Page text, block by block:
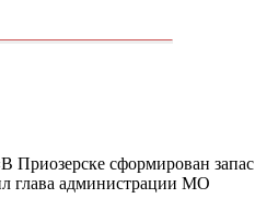
Приозерске сформирован запас
глава администрации МО